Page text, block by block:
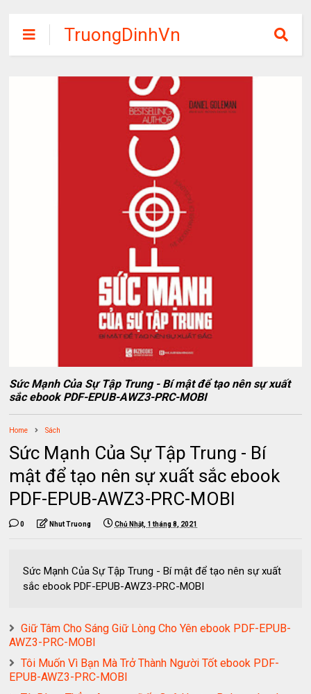
TruongDinhVn
Chia sẽ ebook,
các khóa học,
phần mềm học
tập miễn phí
Sức Mạnh Của Sự Tập Trung - Bí mật để tạo nên sự xuất
sắc ebook PDF-EPUB-AWZ3-PRC-MOBI
Home Sách
Sức Mạnh Của Sự Tập Trung - Bí
mật để tạo nên sự xuất sắc ebook
PDF-EPUB-AWZ3-PRC-MOBI
0 Nhut Truong Chủ Nhật, 1 tháng 8, 2021
Sức Mạnh Của Sự Tập Trung - Bí mật để tạo nên sự xuất
sắc ebook PDF-EPUB-AWZ3-PRC-MOBI
Giữ Tâm Cho Sáng Giữ Lòng Cho Yên ebook PDF-EPUB-
AWZ3-PRC-MOBI
Tôi Muốn Vì Bạn Mà Trở Thành Người Tốt ebook PDF-
EPUB-AWZ3-PRC-MOBI